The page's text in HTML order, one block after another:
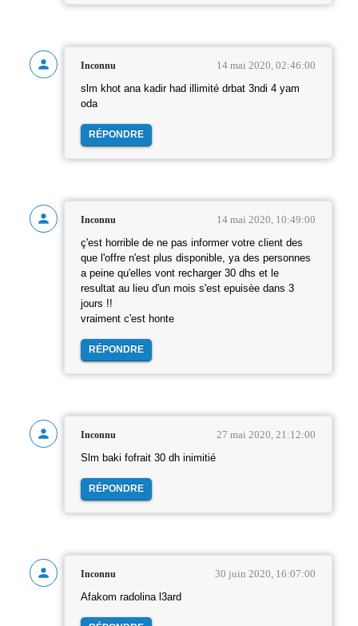
Inconnu 14 mai 2020, 02:46:00
slm khot ana kadir had illimité drbat 3ndi 4 yam
oda
RÉPONDRE
Inconnu 14 mai 2020, 10:49:00
ç'est horrible de ne pas informer votre client des
que l'offre n'est plus disponible, ya des personnes
a peine qu'elles vont recharger 30 dhs et le
resultat au lieu d'un mois s'est epuisèe dans 3
jours !!
vraiment c'est honte
RÉPONDRE
Inconnu 27 mai 2020, 21:12:00
Slm baki fofrait 30 dh inimitié
RÉPONDRE
Inconnu 30 juin 2020, 16:07:00
Afakom radolina l3ard